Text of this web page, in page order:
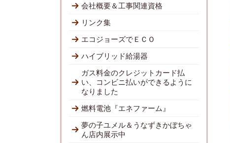
会社概要＆工事関連資格
リンク集
エコジョーズでＥＣＯ
ハイブリッド給湯器
ガス料金のクレジットカード払
い、コンビニ払いができるように
なりました
燃料電池『エネファーム』
夢の子ユメル＆うなずきかぼちゃ
ん店内展示中